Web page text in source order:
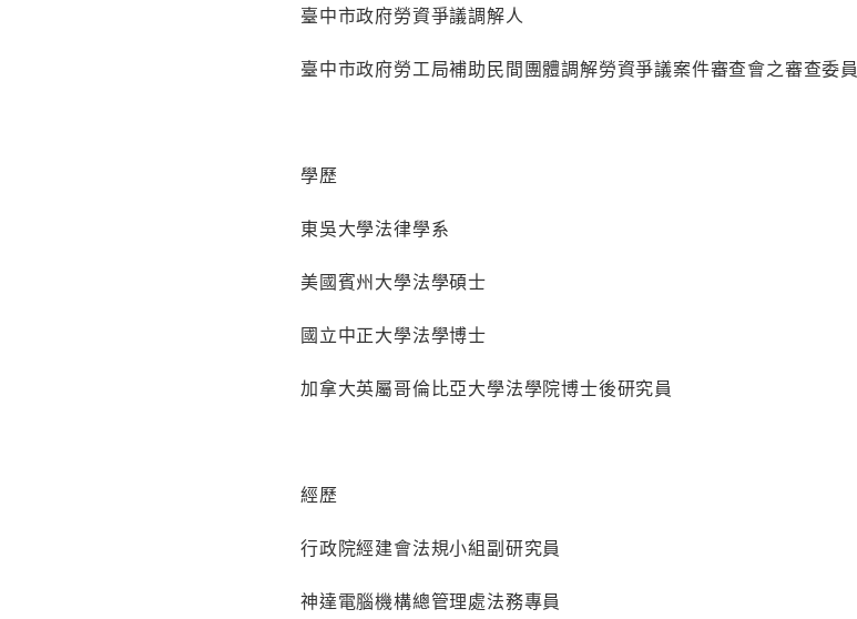
臺中市政府勞資爭議調解人
臺中市政府勞工局補助民間團體調解勞資爭議案件審查會之審查委員
學歷
東吳大學法律學系
美國賓州大學法學碩士
國立中正大學法學博士
加拿大英屬哥倫比亞大學法學院博士後研究員
經歷
行政院經建會法規小組副研究員
神達電腦機構總管理處法務專員